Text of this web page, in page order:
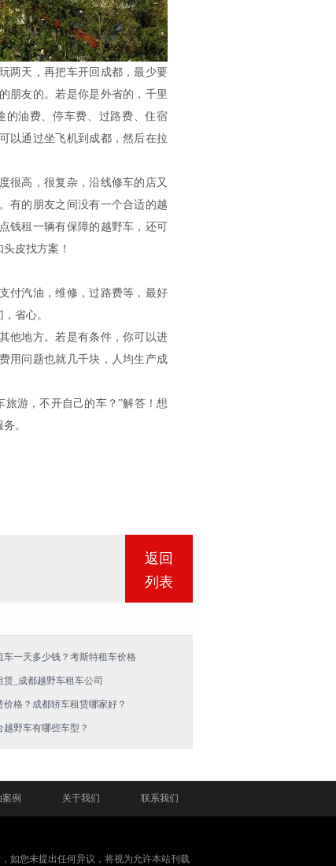
两天，再把车开回成都，最少要
朋友的。若是你是外省的，千里
的油费、停车费、过路费、住宿
以通过坐飞机到成都，然后在拉
很高，很复杂，沿线修车的店又
有的朋友之间没有一个合适的越
钱租一辆有保障的越野车，还可
皮找方案！
付汽油，维修，过路费等，最好
省心。
他地方。若是有条件，你可以进
用问题也就几千块，人均生产成
游，不开自己的车？”解答！想
。
返回
列表
车一天多少钱？考斯特租车价格
赁_成都越野车租车公司
价格？成都轿车租赁哪家好？
越野车有哪些车型？
案例 关于我们 联系我们
如您未提出任何异议，将视为允许本站刊载